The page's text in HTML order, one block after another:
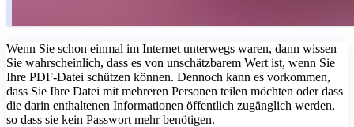
Wenn Sie schon einmal im Internet unterwegs waren, dann wissen
Sie wahrscheinlich, dass es von unschätzbarem Wert ist, wenn Sie
Ihre PDF-Datei schützen können. Dennoch kann es vorkommen,
dass Sie Ihre Datei mit mehreren Personen teilen möchten oder dass
die darin enthaltenen Informationen öffentlich zugänglich werden,
so dass sie kein Passwort mehr benötigen.